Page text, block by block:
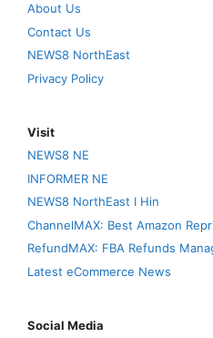
About Us
Contact Us
NEWS8 NorthEast
Privacy Policy
Visit
NEWS8 NE
INFORMER NE
NEWS8 NorthEast I Hin
ChannelMAX: Best Amazon
RefundMAX: FBA Refunds
Latest eCommerce News
Social Media